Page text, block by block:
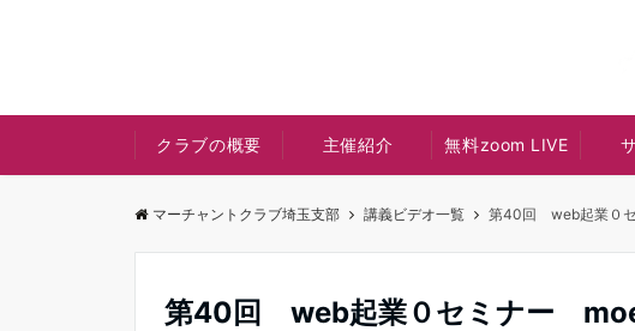
クラブの概要 主催紹介 無料zoom LIVE
マーチャントクラブ埼玉支部 講義ビデオ一覧 第40回 web起業０
第40回 web起業０セミナー